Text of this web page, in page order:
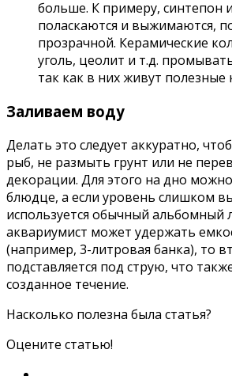
больше. К примеру, синтепон
поласкаются и выжимаются,
прозрачной. Керамические
уголь, цеолит и т.д.
так как в них живут полезные
Заливаем воду
Делать это следует аккуратно,
рыб, не размыть грунт или не
декорации. Для этого на дно
блюдце, а если уровень слишком
используется обычный альбомный
аквариумист может удержать
(например, 3-литровая банка), то
подставляется под струю, что
созданное течение.
Насколько полезна была статья?
Оцените статью!